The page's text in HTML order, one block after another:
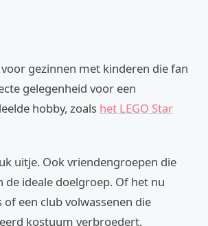
gezinnen met kinderen die fan
gelegenheid voor een
hobby, zoals het LEGO Star
uitje. Ook vriendengroepen die
de ideale doelgroep. Of het nu
een club volwassenen die
kostuum verbroedert.